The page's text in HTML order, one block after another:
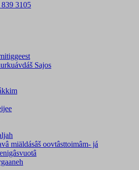
3105
Sajos
miäldásâš oovtâsttoimâm- já